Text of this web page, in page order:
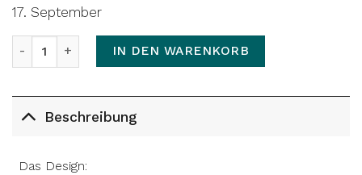
17. September
Ring TRILLION | Smaragd | S Menge
IN DEN WARENKORB
Beschreibung
Das Design: